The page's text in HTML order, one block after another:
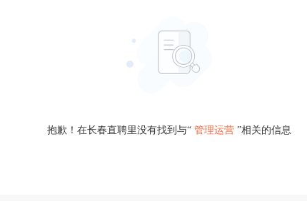
抱歉！在长春直聘里没有找到与“ 管理运营 ”相关的信息